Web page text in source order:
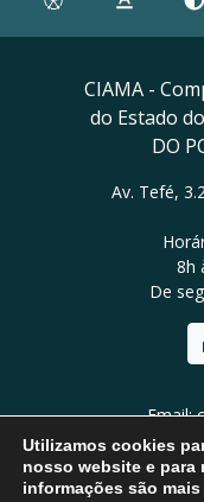
CIAMA -
do Estado
DO
Av. Tefé,
8h
De
Email:
Utilizamos cookies
nosso website e para
informações são